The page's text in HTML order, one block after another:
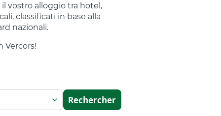
vostro alloggio tra hotel,
classificati in base alla
nazionali.
Vercors!
Rechercher